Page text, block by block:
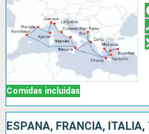
Comidas incluidas